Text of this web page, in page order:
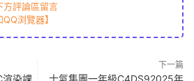
方評論區留言
浏覽器】
染課
下一篇
士氣集團一年級C4DS92025年